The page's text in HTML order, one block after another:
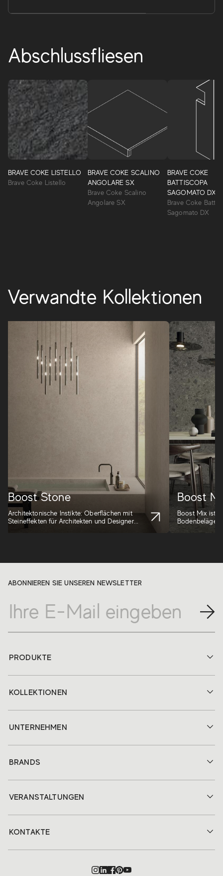
Abschlussfliesen
BRAVE COKE LISTELLO
Brave Coke Listello
BRAVE COKE SCALINO
ANGOLARE SX
Brave Coke Scalino
Angolare SX
BRAVE COKE
BATTISCOPA
SAGOMATO DX
Brave Coke
Sagomato DX
Brave
Ein umfassendes Projekt von Bodenbelägen aus
die naturgetreue Optik von seltenen Natursteinen in ihrer
unveränderlichen Schönheit nach. Eine markante
Oberfläche, reich an natürlichen Details, gestalte stilvolle
und charakterstarke Räume.
Verwandte Kollektionen
Boost Stone
Architektonische Instikte: Oberflächen mit
Steineffekten für Architekten und Designer...
Boost
Boost Mix ist
Gré...
ABONNIEREN SIE UNSEREN NEWSLETTER
PRODUKTE
KOLLEKTIONEN
UNTERNEHMEN
BRANDS
VERANSTALTUNGEN
KONTAKTE